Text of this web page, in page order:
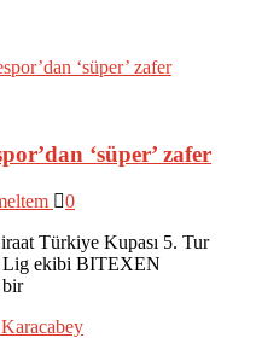
‘süper’ zafer
0
Türkiye Kupası 5. Tur
Lig ekibi BITEXEN
bir